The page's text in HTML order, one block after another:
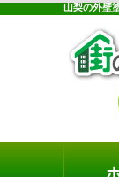
山梨の外壁